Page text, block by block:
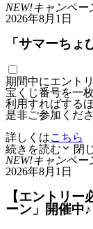
NEW!キャンペー
2026年8月1日
「サマーちょ
期間中にエント
宝くじ番号を一
利用すればする
是非ご参加くだ
詳しくはこちら
続きを読む
閉
NEW!キャンペー
2026年8月1日
【エントリ
ーン」開催中♪